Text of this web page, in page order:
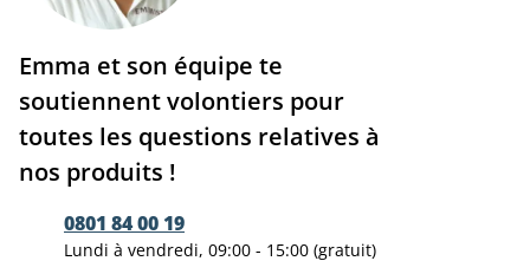
Emma et son équipe te
soutiennent volontiers pour
toutes les questions relatives à
nos produits !
0801 84 00 19
Lundi à vendredi, 09:00 - 15:00 (gratuit)